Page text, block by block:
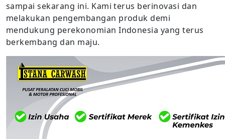
sampai sekarang ini. Kami terus berinovasi dan
melakukan pengembangan produk demi
mendukung perekonomian Indonesia yang terus
berkembang dan maju.